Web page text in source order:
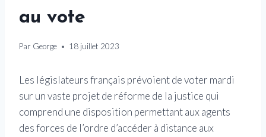
au vote
Par George 18 juillet 2023
Les législateurs français prévoient de voter mardi
sur un vaste projet de réforme de la justice qui
comprend une disposition permettant aux agents
des forces de l’ordre d’accéder à distance aux